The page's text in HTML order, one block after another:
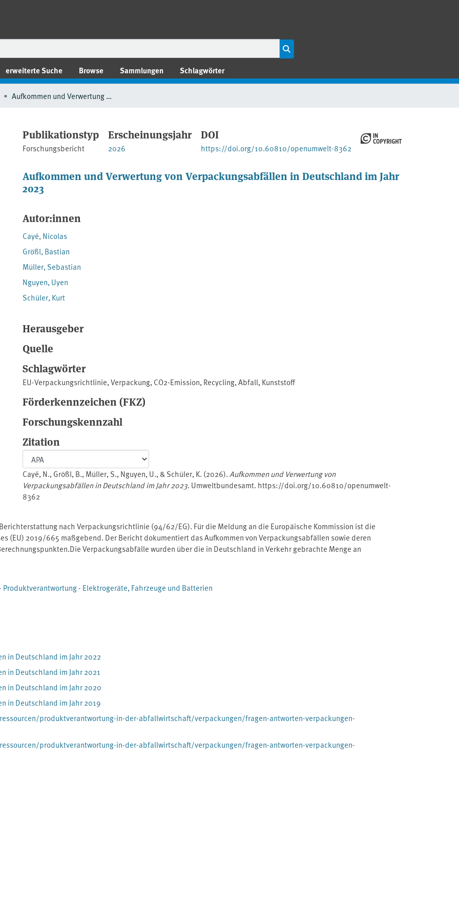
erweiterte Suche Browse Sammlungen Schlagwörter
Aufkommen und Verwertung von Verpackungsabfällen in Deutschland im Jahr 2023
Publikationstyp
Forschungsbericht
Erscheinungsjahr
2026
DOI
https://doi.org/10.60810/openumwelt-8362
Aufkommen und Verwertung von Verpackungsabfällen in Deutschland im Jahr
2023
Autor:innen
Cayé, Nicolas
Größl, Bastian
Müller, Sebastian
Nguyen, Uyen
Schüler, Kurt
Herausgeber
Quelle
Schlagwörter
EU-Verpackungsrichtlinie,Verpackung, CO2-Emission, Recycling,Abfall, Kunststoff
Förderkennzeichen (FKZ)
Forschungskennzahl
Zitation
Cayé, N., Größl, B., Müller, S., Nguyen, U., & Schüler, K. (2026). Aufkommen und Verwertung von
Verpackungsabfällen in Deutschland im Jahr 2023. Umweltbundesamt. https://doi.org/10.60810/openumwelt-
8362
nach Verpackungsrichtlinie (94/62/EG). Für die Meldung an die Europäische Kommission ist die
(EU) 2019/665 maßgebend. Der Bericht dokumentiert das Aufkommen von Verpackungsabfällen sowie deren
Verpackungsabfälle wurden über die in Deutschland in Verkehr gebrachte Menge an
wurden neben der in Deutschland eingesetzten Menge von Verpackungen auch die gefüllten Exporte
rezykelt und 4,80 Mio. Tonnen energetisch verwertet.
- Elektrogeräte, Fahrzeuge und Batterien
in Deutschland im Jahr 2022
in Deutschland im Jahr 2021
in Deutschland im Jahr 2020
in Deutschland im Jahr 2019
produktverantwortung-in-der-abfallwirtschaft/verpackungen/fragen-antworten-verpackungen-
produktverantwortung-in-der-abfallwirtschaft/verpackungen/fragen-antworten-verpackungen-